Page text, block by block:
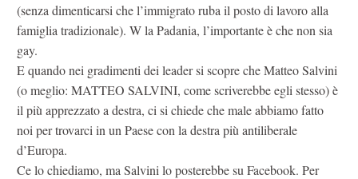
(senza dimenticarsi che l’immigrato ruba il posto di lavoro alla
famiglia tradizionale). W la Padania, l’importante è che non sia
gay.
E quando nei gradimenti dei leader si scopre che Matteo Salvini
(o meglio: MATTEO SALVINI, come scriverebbe egli stesso) è
il più apprezzato a destra, ci si chiede che male abbiamo fatto
noi per trovarci in un Paese con la destra più antiliberale
d’Europa.
Ce lo chiediamo, ma Salvini lo posterebbe su Facebook. Per